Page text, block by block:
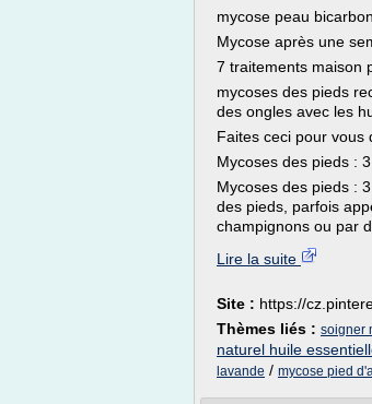
mycose peau
Mycose après une
7 traitements maison
mycoses des pieds
des ongles avec les
Faites ceci pour vous
Mycoses des pieds :
Mycoses des pieds :
des pieds, parfois
champignons ou par
Lire la suite
Site : https://
Thèmes liés : soigner
naturel huile
lavande / mycose pied